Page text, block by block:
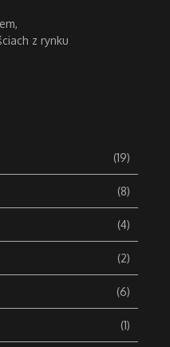
z rynku
(19)
(8)
(4)
(2)
(6)
(1)